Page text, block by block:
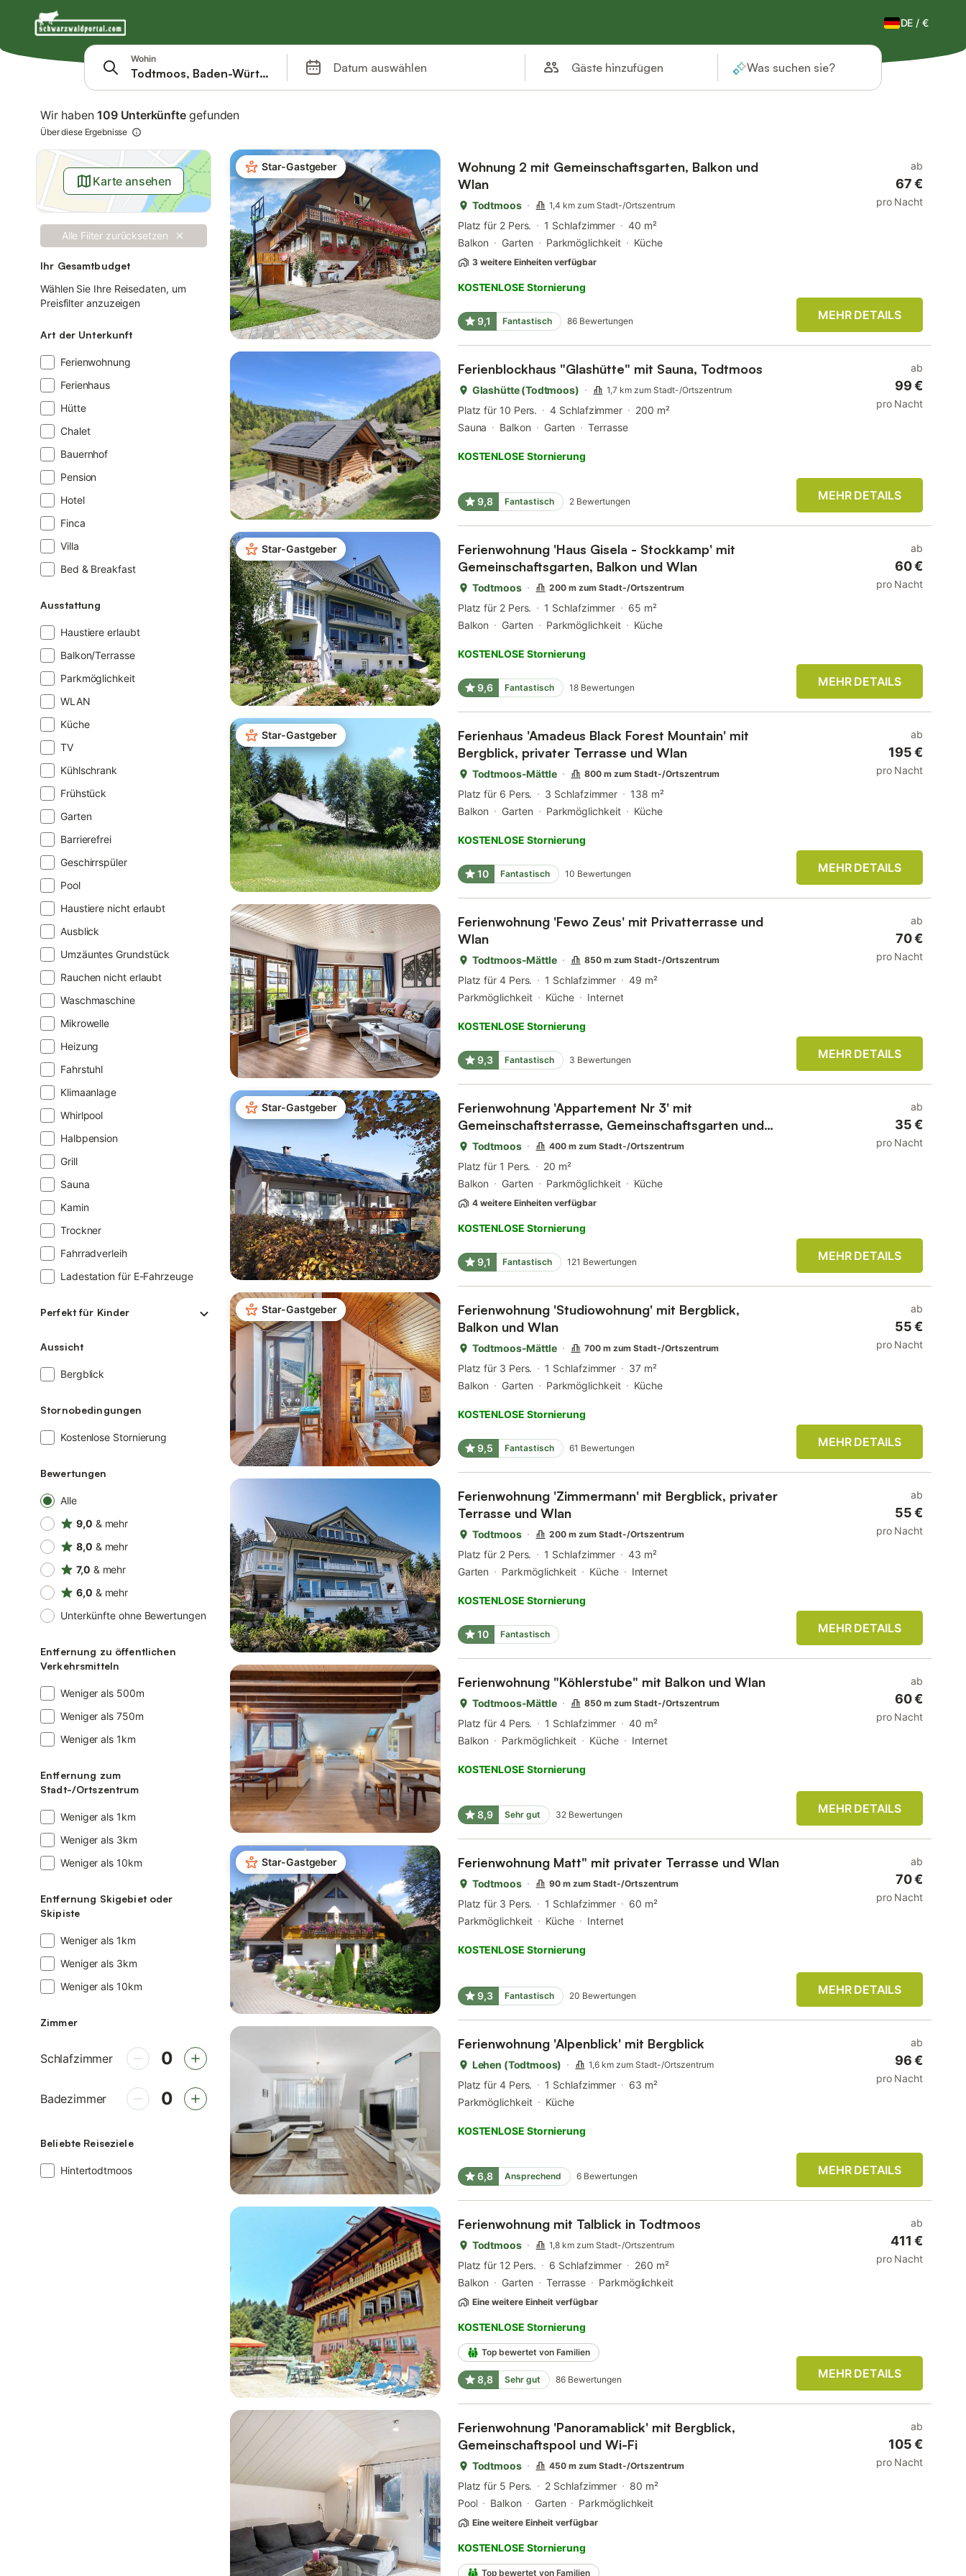
Springe zu
Suchleiste
Filter
DE /€
Wohin
Datum auswählen Gäste hinzufügen Was suchen sie?
Wir haben109 Unterkünftegefunden
Über diese Ergebnisse
Karte ansehen
Alle Filter zurücksetzen
Ihr Gesamtbudget
Wählen Sie Ihre Reisedaten, um
Preisfilter anzuzeigen
Art der Unterkunft
Ferienwohnung
Ferienhaus
Hütte
Chalet
Bauernhof
Pension
Hotel
Finca
Villa
Bed & Breakfast
Ausstattung
Haustiere erlaubt
Balkon/Terrasse
Parkmöglichkeit
WLAN
Küche
TV
Kühlschrank
Frühstück
Garten
Barrierefrei
Geschirrspüler
Pool
Haustiere nicht erlaubt
Ausblick
Umzäuntes Grundstück
Rauchen nicht erlaubt
Waschmaschine
Mikrowelle
Heizung
Fahrstuhl
Klimaanlage
Whirlpool
Halbpension
Grill
Sauna
Kamin
Trockner
Fahrradverleih
Ladestation für E-Fahrzeuge
Perfekt für Kinder
Aussicht
Bergblick
Stornobedingungen
Kostenlose Stornierung
Bewertungen
Alle
9,0 & mehr
8,0 & mehr
7,0 & mehr
6,0 & mehr
Unterkünfte ohne Bewertungen
Entfernung zu öffentlichen
Verkehrsmitteln
Weniger als 500m
Weniger als 750m
Weniger als 1km
Entfernung zum
Stadt-/Ortszentrum
Weniger als 1km
Weniger als 3km
Weniger als 10km
Entfernung Skigebiet oder
Skipiste
Weniger als 1km
Weniger als 3km
Weniger als 10km
Zimmer
Schlafzimmer 00 Schlafzimmer
Badezimmer 00 Badezimmer
Beliebte Reiseziele
Hintertodtmoos
Star-Gastgeber
Wohnung 2 mit Gemeinschaftsgarten, Balkon und
Wlan
Todtmoos 1,4 km zum Stadt-/Ortszentrum
Platz für 2 Pers. 1 Schlafzimmer
40 m²
Balkon
Garten Parkmöglichkeit Küche
3 weitere Einheiten verfügbar
KOSTENLOSE Stornierung
9,1 Fantastisch 86 Bewertungen
ab
67 €
pro Nacht
MEHR DETAILS
Ferienblockhaus "Glashütte" mit Sauna, Todtmoos
Glashütte (Todtmoos) 1,7 km zum Stadt-/Ortszentrum
Platz für 10 Pers. 4 Schlafzimmer
200 m²
Sauna
Balkon Garten Terrasse
KOSTENLOSE Stornierung
9,8 Fantastisch 2 Bewertungen
ab
99 €
pro Nacht
MEHR DETAILS
Star-Gastgeber
Ferienwohnung 'Haus Gisela - Stockkamp' mit
Gemeinschaftsgarten, Balkon und Wlan
Todtmoos 200 m zum Stadt-/Ortszentrum
Platz für 2 Pers. 1 Schlafzimmer
65 m²
Balkon
Garten Parkmöglichkeit Küche
KOSTENLOSE Stornierung
9,6 Fantastisch 18 Bewertungen
ab
60 €
pro Nacht
MEHR DETAILS
Star-Gastgeber
Ferienhaus 'Amadeus Black Forest Mountain' mit
Bergblick, privater Terrasse und Wlan
Todtmoos-Mättle 800 m zum Stadt-/Ortszentrum
Platz für 6 Pers. 3 Schlafzimmer
138 m²
Balkon
Garten Parkmöglichkeit Küche
KOSTENLOSE Stornierung
10 Fantastisch 10 Bewertungen
ab
195 €
pro Nacht
MEHR DETAILS
Ferienwohnung 'Fewo Zeus' mit Privatterrasse und
Wlan
Todtmoos-Mättle 850 m zum Stadt-/Ortszentrum
Platz für 4 Pers. 1 Schlafzimmer
49 m²
Parkmöglichkeit
Küche Internet
KOSTENLOSE Stornierung
9,3 Fantastisch 3 Bewertungen
ab
70 €
pro Nacht
MEHR DETAILS
Star-Gastgeber
Ferienwohnung 'Appartement Nr 3' mit
Gemeinschaftsterrasse, Gemeinschaftsgarten und
Wi-Fi
Todtmoos 400 m zum Stadt-/Ortszentrum
Platz für 1 Pers.
20 m²
Balkon
Garten Parkmöglichkeit Küche
4 weitere Einheiten verfügbar
KOSTENLOSE Stornierung
9,1 Fantastisch 121 Bewertungen
ab
35 €
pro Nacht
MEHR DETAILS
Star-Gastgeber
Ferienwohnung 'Studiowohnung' mit Bergblick,
Balkon und Wlan
Todtmoos-Mättle 700 m zum Stadt-/Ortszentrum
Platz für 3 Pers. 1 Schlafzimmer
37 m²
Balkon
Garten Parkmöglichkeit Küche
KOSTENLOSE Stornierung
9,5 Fantastisch 61 Bewertungen
ab
55 €
pro Nacht
MEHR DETAILS
Ferienwohnung 'Zimmermann' mit Bergblick, privater
Terrasse und Wlan
Todtmoos 200 m zum Stadt-/Ortszentrum
Platz für 2 Pers. 1 Schlafzimmer
43 m²
Garten
Parkmöglichkeit Küche Internet
KOSTENLOSE Stornierung
10 Fantastisch
ab
55 €
pro Nacht
MEHR DETAILS
Ferienwohnung "Köhlerstube" mit Balkon und Wlan
Todtmoos-Mättle 850 m zum Stadt-/Ortszentrum
Platz für 4 Pers. 1 Schlafzimmer
40 m²
Balkon
Parkmöglichkeit Küche Internet
KOSTENLOSE Stornierung
8,9 Sehr gut 32 Bewertungen
ab
60 €
pro Nacht
MEHR DETAILS
Star-Gastgeber Ferienwohnung Matt" mit privater Terrasse und Wlan
Todtmoos 90 m zum Stadt-/Ortszentrum
Platz für 3 Pers. 1 Schlafzimmer
60 m²
Parkmöglichkeit
Küche Internet
KOSTENLOSE Stornierung
9,3 Fantastisch 20 Bewertungen
ab
70 €
pro Nacht
MEHR DETAILS
Ferienwohnung 'Alpenblick' mit Bergblick
Lehen (Todtmoos) 1,6 km zum Stadt-/Ortszentrum
Platz für 4 Pers. 1 Schlafzimmer
63 m²
Parkmöglichkeit
Küche
KOSTENLOSE Stornierung
6,8 Ansprechend 6 Bewertungen
ab
96 €
pro Nacht
MEHR DETAILS
Ferienwohnung mit Talblick in Todtmoos
Todtmoos 1,8 km zum Stadt-/Ortszentrum
Platz für 12 Pers. 6 Schlafzimmer
260 m²
Balkon
Garten Terrasse Parkmöglichkeit
Eine weitere Einheit verfügbar
KOSTENLOSE Stornierung
Top bewertet von Familien
8,8 Sehr gut 86 Bewertungen
ab
411 €
pro Nacht
MEHR DETAILS
Ferienwohnung 'Panoramablick' mit Bergblick,
Gemeinschaftspool und Wi-Fi
Todtmoos 450 m zum Stadt-/Ortszentrum
Platz für 5 Pers. 2 Schlafzimmer
80 m²
Pool
Balkon Garten Parkmöglichkeit
Eine weitere Einheit verfügbar
KOSTENLOSE Stornierung
Top bewertet von Familien
ab
105 €
pro Nacht